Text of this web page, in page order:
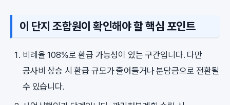
이 단지 조합원이 확인해야 할 핵심 포인트
비례율 108%로 환급 가능성이 있는 구간입니다. 다만
공사비 상승 시 환급 규모가 줄어들거나 분담금으로 전환될
수 있습니다.